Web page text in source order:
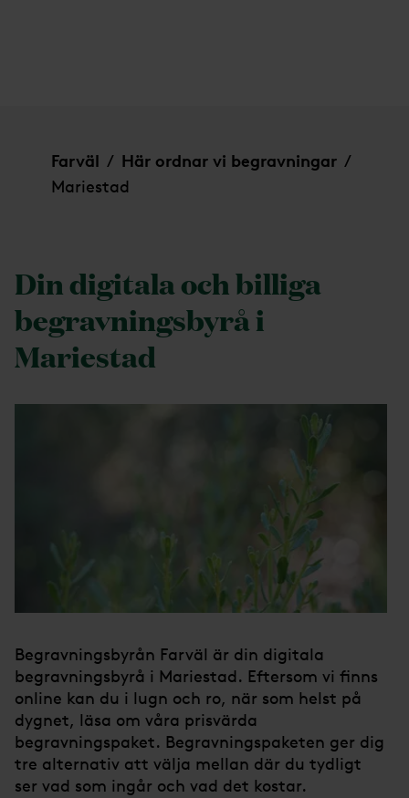
Farväl / Här ordnar vi begravningar /
Mariestad
Din digitala och billiga
begravningsbyrå i
Mariestad
Begravningsbyrån Farväl är din digitala
begravningsbyrå i Mariestad. Eftersom vi finns
online kan du i lugn och ro, när som helst på
dygnet, läsa om våra prisvärda
begravningspaket. Begravningspaketen ger dig
tre alternativ att välja mellan där du tydligt
ser vad som ingår och vad det kostar.